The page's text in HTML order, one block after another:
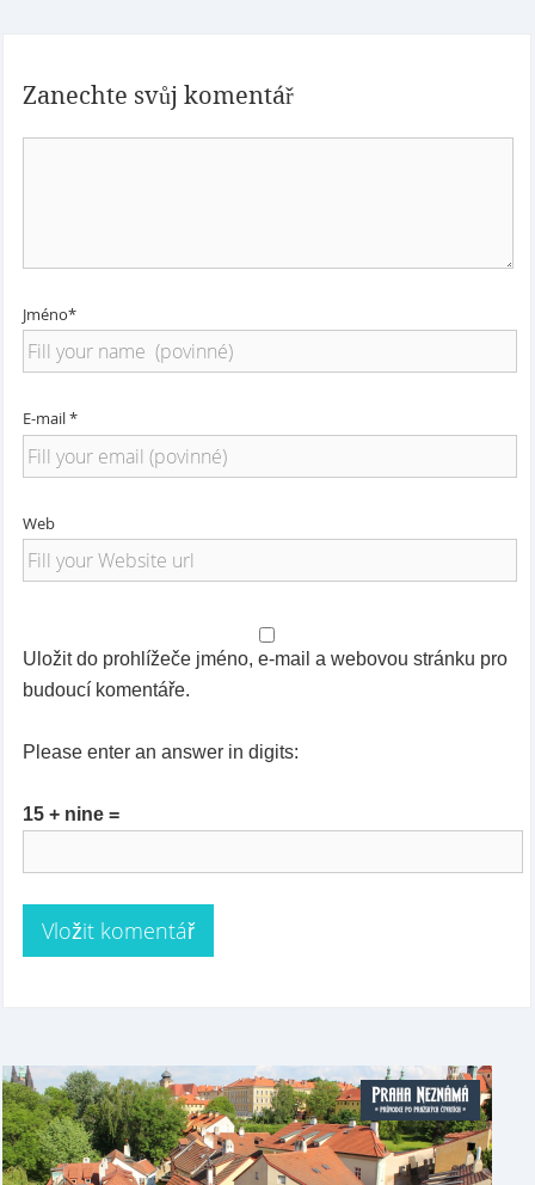
Zanechte svůj komentář
Jméno*
E-mail *
Web
Uložit do prohlížeče jméno, e-mail a webovou stránku pro
budoucí komentáře.
Please enter an answer in digits:
15 + nine =